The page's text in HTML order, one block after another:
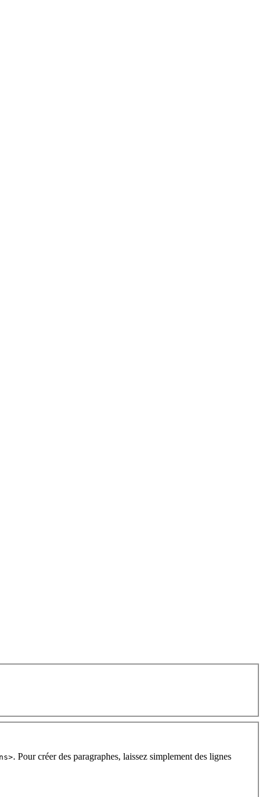
. Pour créer des paragraphes, laissez simplement des lignes